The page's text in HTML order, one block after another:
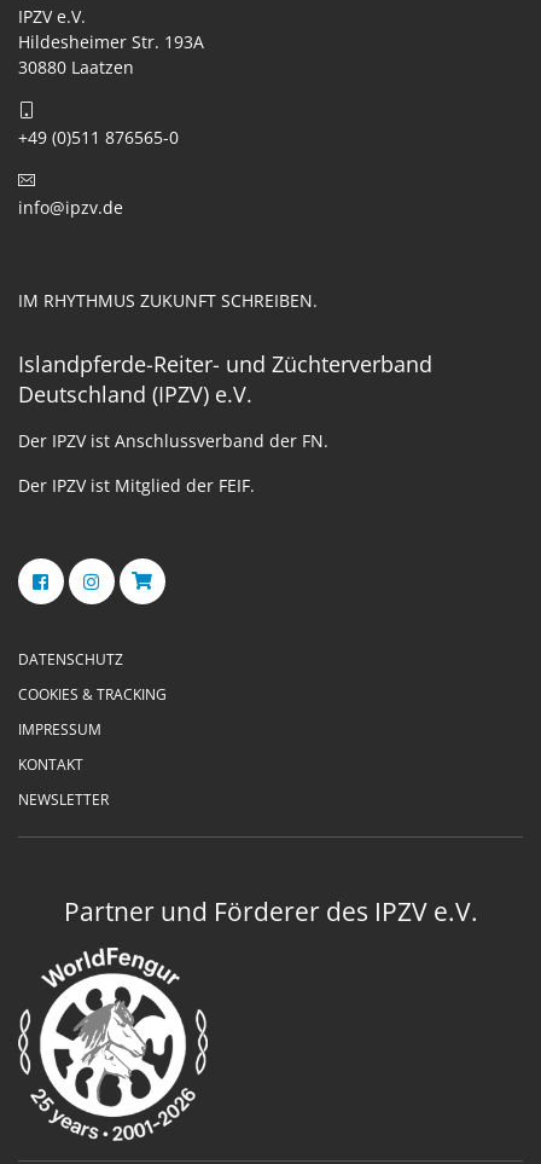
IPZV e.V.
Hildesheimer Str. 193A
30880 Laatzen
+49 (0)511 876565-0
info@ipzv.de
IM RHYTHMUS ZUKUNFT SCHREIBEN.
Islandpferde-Reiter- und Züchterverband
Deutschland (IPZV) e.V.
Der IPZV ist Anschlussverband der FN.
Der IPZV ist Mitglied der FEIF.
DATENSCHUTZ
COOKIES & TRACKING
IMPRESSUM
KONTAKT
NEWSLETTER
Partner und Förderer des IPZV e.V.